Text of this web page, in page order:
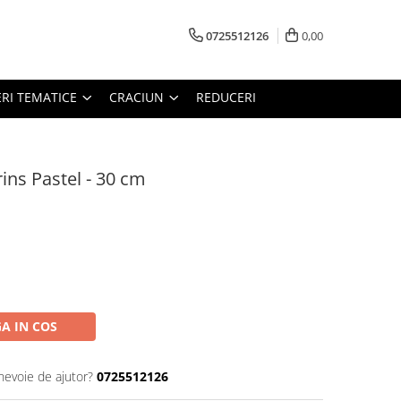
0725512126 0,00
TEMATICE CRACIUN REDUCERI
Pastel - 30 cm
IN COS
de ajutor? 0725512126